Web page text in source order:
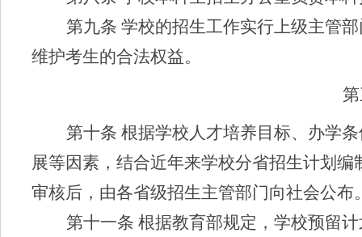
第九条学校的招生工作实行上级主管
维护考生的合法权益。
第十条根据学校人才培养目标、办学
展等因素，结合近年来学校分省招生计划
审核后，由各省级招生主管部门向社会公布
第十一条根据教育部规定，学校预留